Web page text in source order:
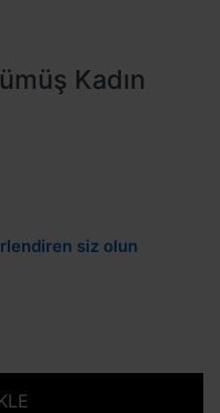
Kadın
siz olun